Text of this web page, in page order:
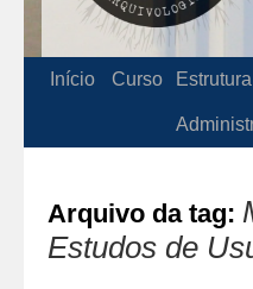
Início Curso Estrutura
Arquivo da tag:
Estudos de